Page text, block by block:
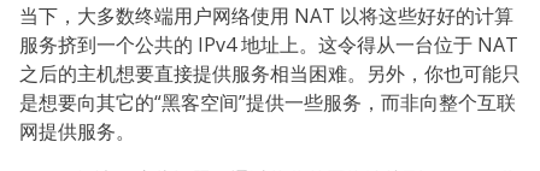
当下，大多数终端用户网络使用 NAT 以将这些好好的计算
服务挤到一个公共的 IPv4 地址上。这令得从一台位于 NAT
之后的主机想要直接提供服务相当困难。另外，你也可能只
是想要向其它的“黑客空间”提供一些服务，而非向整个互联
网提供服务。